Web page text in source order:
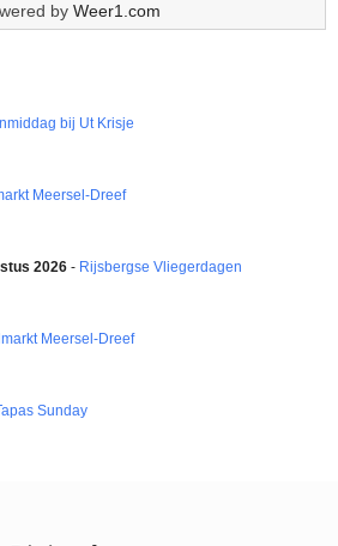
by Weer1.com
bij Ut Krisje
Meersel-Dreef
2026 - Rijsbergse Vliegerdagen
Meersel-Dreef
Sunday